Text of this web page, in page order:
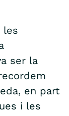
les
ser la
en part
i les